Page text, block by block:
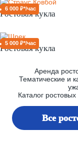
6 000 ₽*/час
Ростовая кукла
5 000 ₽*/час
Ростовая кукла
Аренда
Тематические и
Каталог
Все